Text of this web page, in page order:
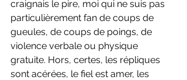
craignais le pire, moi qui ne suis pas
particulièrement fan de coups de
gueules, de coups de poings, de
violence verbale ou physique
gratuite. Hors, certes, les répliques
sont acérées, le fiel est amer, les